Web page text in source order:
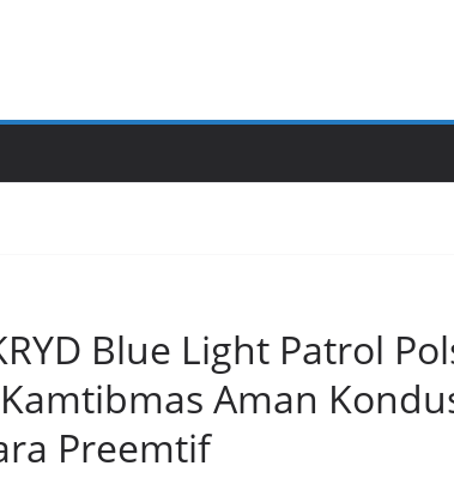
Blue Light Patrol
Aman
Preemtif